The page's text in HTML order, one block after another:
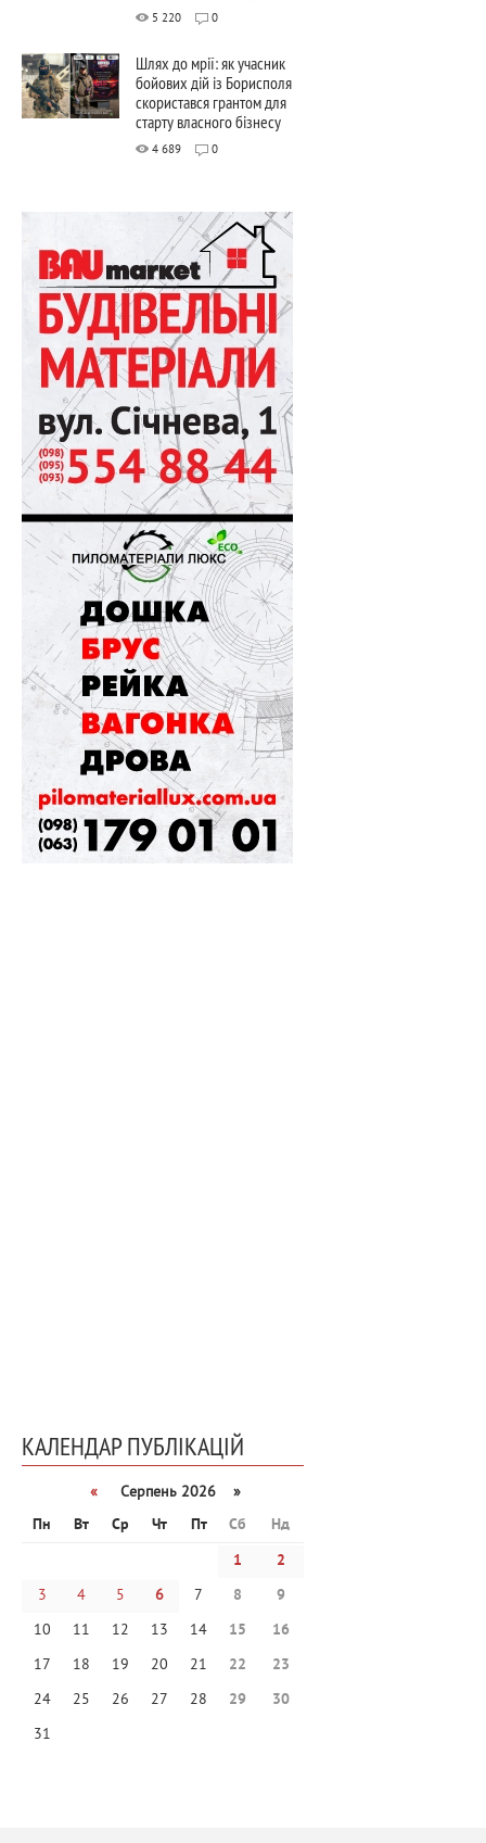
5 220 0
Шлях до мрії: як учасник
бойових дій із Борисполя
скористався грантом для
старту власного бізнесу
4 689 0
КАЛЕНДАР ПУБЛІКАЦІЙ
«
Серпень 2026 »
Пн
Вт Ср Чт Пт Сб
Нд
1
2
3
4 5 6 7 8
9
10
11 12 13 14 15
16
17
18 19 20 21 22
23
24
25 26 27 28 29
30
31